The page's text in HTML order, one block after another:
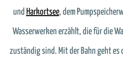
und Harkortsee, dem
Wasserwerken erzählt, die für die
zuständig sind. Mit der Bahn geht es